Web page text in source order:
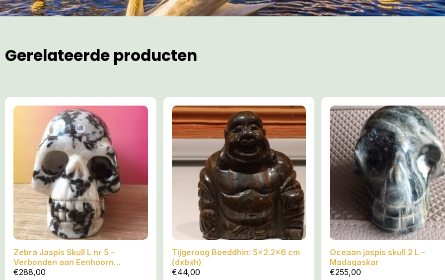
Gerelateerde producten
Zebra Jaspis Skull L nr 5 –
Verbonden aan Eenhoorn
Dimensie
€288,00
Tijgeroog Boeddhin: 5×2.2×6 cm
(dxbxh)
€44,00
Oceaan jaspis skull 2 L –
Madagaskar
€255,00